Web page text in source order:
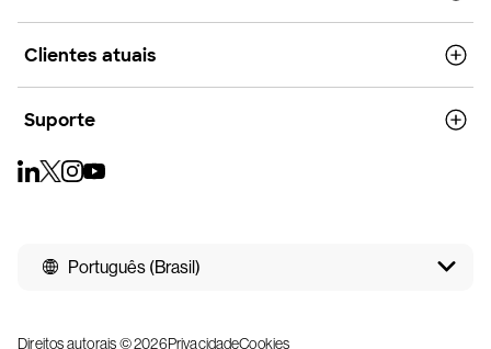
Clientes atuais
Suporte
Português (Brasil)
Direitos autorais © 2026PrivacidadeCookies